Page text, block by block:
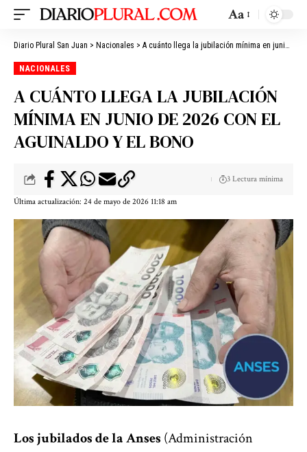
Aa
Diario Plural San Juan > Nacionales > A cuánto llega la jubilación mínima en junio de 2026 con el aguinaldo y el bono
NACIONALES
A CUÁNTO LLEGA LA JUBILACIÓN
MÍNIMA EN JUNIO DE 2026 CON EL
AGUINALDO Y EL BONO
Última actualización: 24 de mayo de 2026 11:18 am
3 Lectura mínima
Los jubilados de la Anses (Administración